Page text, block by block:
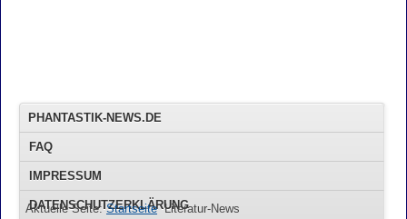
PHANTASTIK-NEWS.DE
FAQ
IMPRESSUM
DATENSCHUTZERKLÄRUNG
Aktuelle Seite:Startseite Literatur-News